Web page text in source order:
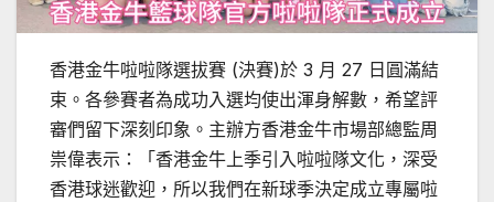
香港金牛啦啦隊選拔賽 (決賽)於 3 月 27 日圓滿結
束。各參賽者為成功入選均使出渾身解數，希望評
審們留下深刻印象。主辦方香港金牛市場部總監周
祟偉表示：「香港金牛上季引入啦啦隊文化，深受
香港球迷歡迎，所以我們在新球季決定成立專屬啦